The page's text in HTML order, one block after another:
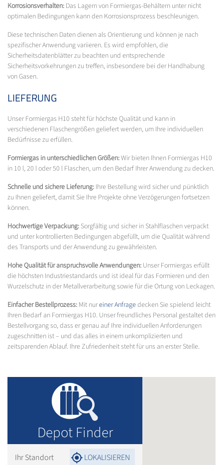
Korrosionsverhalten: Das Lagern von Formiergas-Behältern unter nicht
optimalen Bedingungen kann den Korrosionsprozess beschleunigen.
Diese technischen Daten dienen als Orientierung und können je nach
spezifischer Anwendung variieren. Es wird empfohlen, die
Sicherheitsdatenblätter zu beachten und entsprechende
Sicherheitsvorkehrungen zu treffen, insbesondere bei der Handhabung
von Gasen.
LIEFERUNG
Unser Formiergas H10 steht für höchste Qualität und kann in
verschiedenen Flaschengrößen geliefert werden, um Ihre individuellen
Bedürfnisse zu erfüllen.
Formiergas in unterschiedlichen Größen:Wir bieten Ihnen Formiergas H10
in 10 l, 20 l oder 50 l Flaschen, um den Bedarf Ihrer Anwendung zu decken.
Schnelle und sichere Lieferung: Ihre Bestellung wird sicher und pünktlich
zu Ihnen geliefert, damit Sie Ihre Projekte ohne Verzögerungen fortsetzen
können.
Hochwertige Verpackung: Sorgfältig und sicher in Stahlflaschen verpackt
und unter kontrollierten Bedingungen abgefüllt, um die Qualität während
des Transports und der Anwendung zu gewährleisten.
Hohe Qualität für anspruchsvolle Anwendungen: Unser Formiergas erfüllt
die höchsten Industriestandards und ist ideal für das Formieren und den
Wurzelschutz in der Metallverarbeitung sowie für die Ortung von Leckagen.
Einfacher Bestellprozess: Mit nureiner Anfragedecken Sie spielend leicht
Ihren Bedarf an Formiergas H10. Unser freundliches Personal gestaltet den
Bestellvorgang so, dass er genau auf Ihre individuellen Anforderungen
zugeschnitten ist – und das alles in einem unkomplizierten und
zeitsparenden Ablauf. Ihre Zufriedenheit steht für uns an erster Stelle.
Depot Finder
Ihr Standort LOKALISIEREN